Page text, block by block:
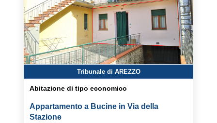
Tribunale di AREZZO
Abitazione di tipo economico
Appartamento a Bucine in Via della
Stazione